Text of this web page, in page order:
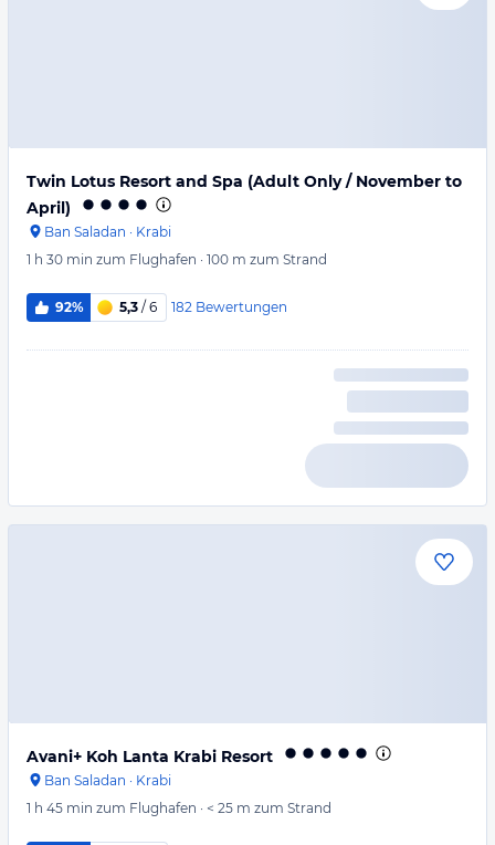
Twin Lotus Resort and Spa (Adult Only / November to
April)
Ban Saladan · Krabi
1 h 30 min zum Flughafen · 100 m zum Strand
92% 5,3 / 6 182 Bewertungen
Avani+ Koh Lanta Krabi Resort
Ban Saladan · Krabi
1 h 45 min zum Flughafen · < 25 m zum Strand